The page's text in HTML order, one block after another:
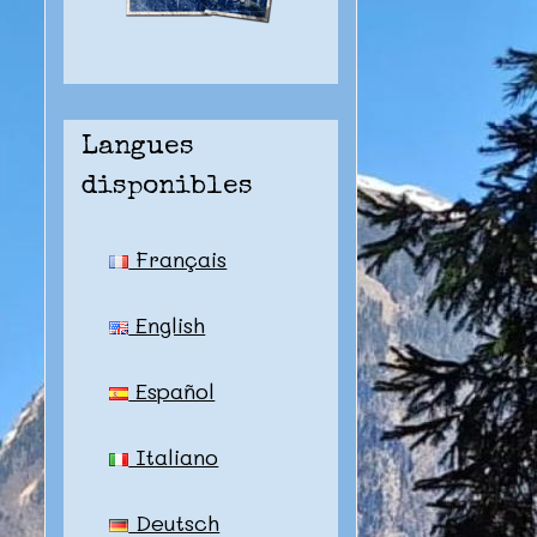
Langues
disponibles
Français
English
Español
Italiano
Deutsch